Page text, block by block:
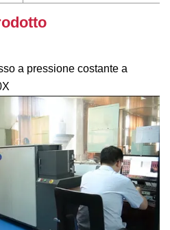
a pressione costante a